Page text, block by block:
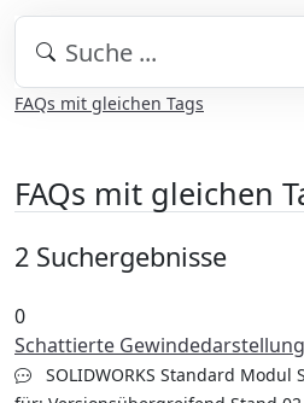
FAQs mit gleichen Tags
FAQs mit gleichen
2 Suchergebnisse
0
Schattierte
SOLIDWORKS Standard Modul